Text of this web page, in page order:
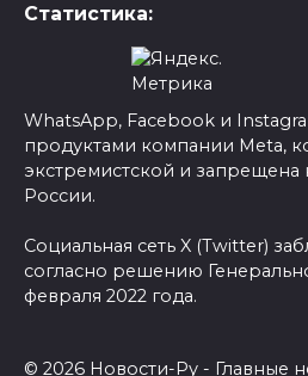
Статистика:
WhatsApp, Facebook и
продуктами компании Meta,
экстремистской и запрещена
России.
Социальная сеть X (Twitter)
согласно решению
февраля 2022 года.
© 2026 Новости-Ру - Главные